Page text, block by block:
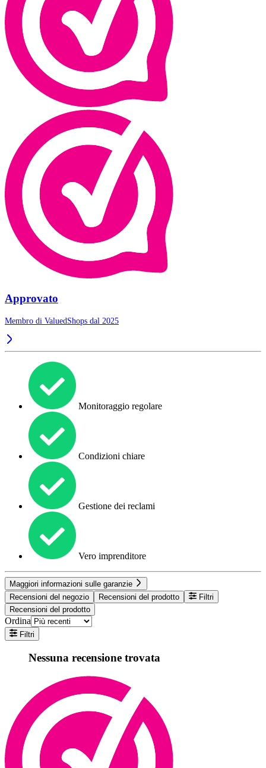
Approvato
Membro di ValuedShops dal 2025
Monitoraggio regolare
Condizioni chiare
Gestione dei reclami
Vero imprenditore
Maggiori informazioni sulle garanzie
Recensioni del negozio
Recensioni del prodotto
Filtri
Recensioni del prodotto
Ordina
Filtri
Nessuna recensione trovata